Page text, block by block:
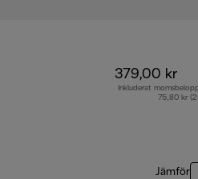
379,00 kr
Inkluderat
75,80 kr
Jämför